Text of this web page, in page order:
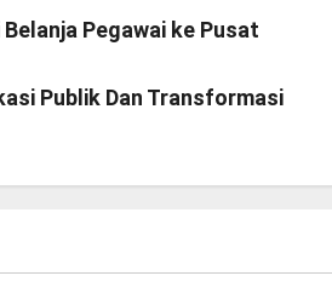
Pegawai ke Pusat
Publik Dan Transformasi